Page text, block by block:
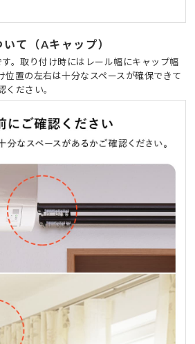
て（Aキャップ）
。取り付け時にはレール幅にキャップ幅
位置の左右は十分なスペースが確保できて
ください。